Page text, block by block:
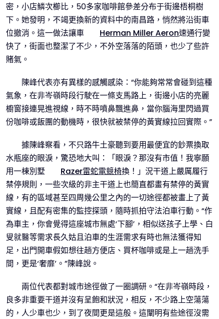
密，小店鱗次櫛比，50多家咖啡館參差分布于街邊梧桐樹
下。她發明，不竭更換新的資料中的南昌路，悄然將沿街車
位撤消。這一做法讓車
Herman Miller Aeron速通行變
快了，街面也整潔了不少，不外空落落的陌頭，也少了些許
賭氣。
陳峰代表亦有異樣的感觸感染：“你能夠常常會碰到這種
氣象，在非岑嶺時段行駛在一條支馬路上，街邊小店的亮麗
櫥窗接連晃進視線，時不時噴鼻飄進鼻，當你腦海里閃過買
份咖啡或飯團的動機時，很快就被禁停的黃實線拉回實際。”
據陳峰察看，不只路牛土豪聽到要用最便宜的鈔票換取
水瓶座的眼淚，驚恐地大叫：「眼淚？那沒有市值！我寧願
用一棟別墅
Razer雷蛇電競椅換！」況干道上嚴厲履行
禁停規則，一些次級的非主干道上也簡直都畫有禁停的黃實
線，有的區域甚至四周幾公里之內的一切途徑都被畫上了黃
實線，且配有密集的監控探頭，隨時抓拍守法泊車行動。“作
為車主，你會覺得這座城市無處‘下腳’，相似送孩子上學、白
叟就醫等需求長久姑且泊車的生涯需求有時也無法獲得知
足，出門開車假如想往趟方便店、買杯咖啡或是上一趟洗手
間，更是‘奢靡’。”陳峰說。
兩位代表都對城市途徑做了一圈調研。“在非岑嶺時段，
良多非重要干道并沒有呈飽和狀況，相反，不少路上空蕩蕩
的，人少車也少，到了夜間更是這般。這闡明有些途徑沒需